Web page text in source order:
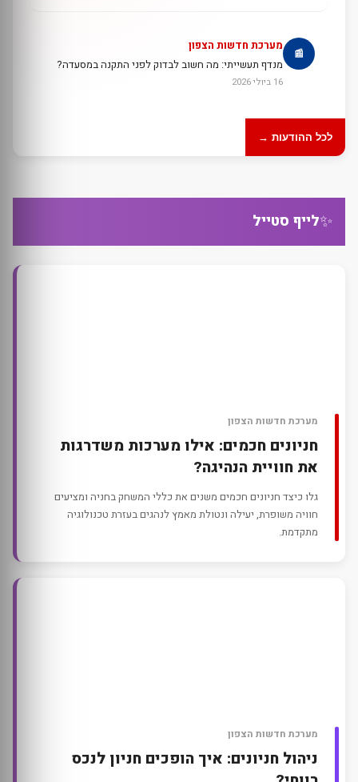
📰
מערכת חדשות הצפון
מנדף תעשייתי: מה חשוב לבדוק לפני התקנה במסעדה?
16 ביולי 2026
לכל ההודעות →
✨לייף סטייל
מערכת חדשות הצפון
חניונים חכמים: אילו מערכות משדרגות
את חוויית הנהיגה?
גלו כיצד חניונים חכמים משנים את כללי המשחק בחניה ומציעים
חוויה משופרת, יעילה ונטולת מאמץ לנהגים בעזרת טכנולוגיה
מתקדמת.
מערכת חדשות הצפון
ניהול חניונים: איך הופכים חניון לנכס